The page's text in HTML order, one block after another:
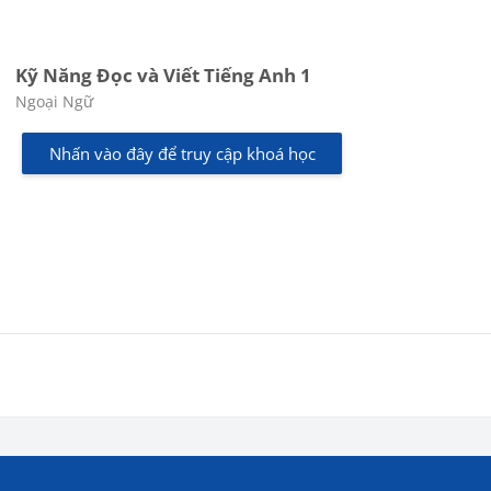
Kỹ Năng Đọc và Viết Tiếng Anh 1
Các loại khóa học
Ngoại Ngữ
Nhấn vào đây để truy cập khoá học